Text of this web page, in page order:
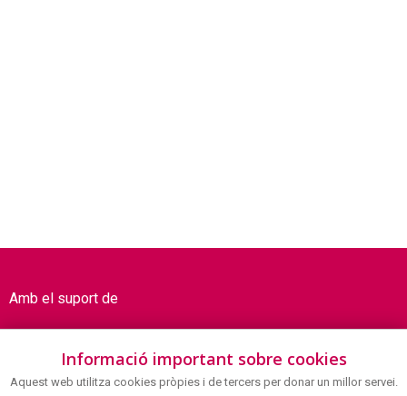
Amb el suport de
Informació important sobre cookies
Aquest web utilitza cookies pròpies i de tercers per donar un millor servei.